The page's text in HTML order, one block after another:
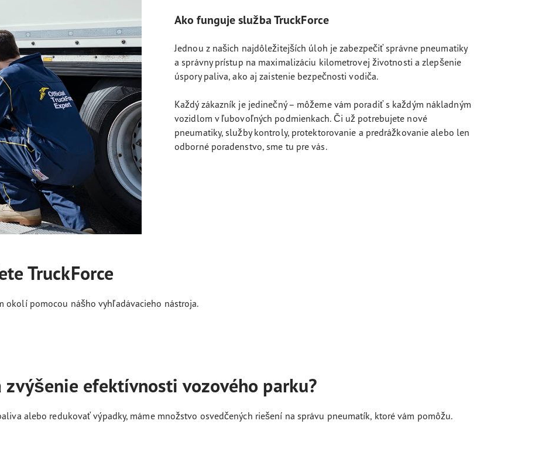
Ako funguje služba TruckForce
Jednou z našich najdôležitejších úloh je zabezpečiť správne pneumatiky
a správny prístup na maximalizáciu kilometrovej životnosti a zlepšenie
úspory paliva, ako aj zaistenie bezpečnosti vodiča.
Každý zákazník je jedinečný – môžeme vám poradiť s každým nákladným
vozidlom v ľubovoľných podmienkach. Či už potrebujete nové
pneumatiky, služby kontroly, protektorovanie a predrážkovanie alebo len
odborné poradenstvo, sme tu pre vás.
TruckForce
okolí pomocou nášho vyhľadávacieho nástroja.
efektívnosti vozového parku?
alebo redukovať výpadky, máme množstvo osvedčených riešení na správu pneumatík, ktoré vám pomôžu.